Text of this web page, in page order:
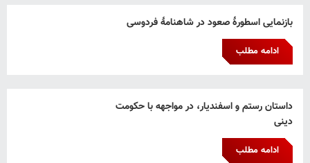
بازنمایی اسطورۀ صعود در شاهنامۀ فردوسی
ادامه مطلب
داستان رستم و اسفندیار، در مواجهه با حکومت
دینی
ادامه مطلب